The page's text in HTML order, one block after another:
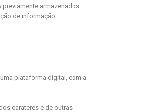
previamente armazenados
de informação
plataforma digital, com a
carateres e de outras